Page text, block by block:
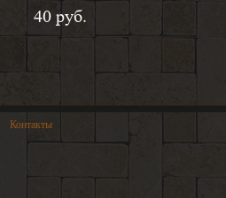
40 руб.
Контакты